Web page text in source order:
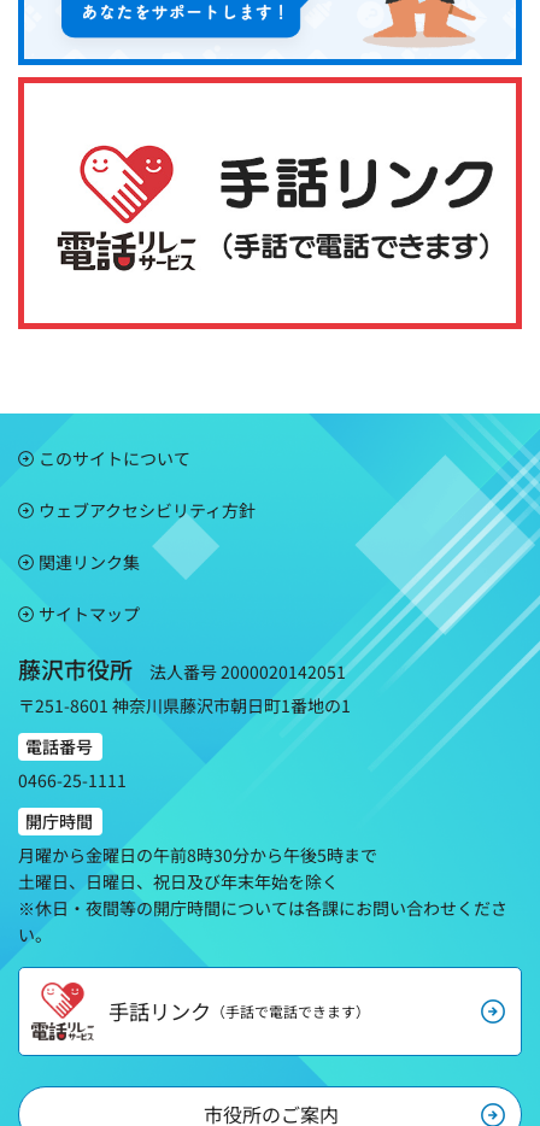
このサイトについて
ウェブアクセシビリティ方針
関連リンク集
サイトマップ
藤沢市役所
法人番号 2000020142051
〒251-8601 神奈川県藤沢市朝日町1番地の1
電話番号
0466-25-1111
開庁時間
月曜から金曜日の午前8時30分から午後5時まで
土曜日、日曜日、祝日及び年末年始を除く
※休日・夜間等の開庁時間については各課にお問い合わせくださ
い。
手話リンク （手話で電話できます）
市役所のご案内